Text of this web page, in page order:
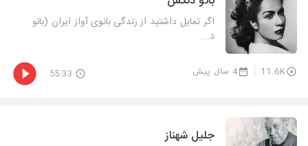
اگر تمایل داشتید از زندگی بانوی آواز ایران (بانو
د...
11.6K 4 سال پیش 55:33
جلیل شهناز